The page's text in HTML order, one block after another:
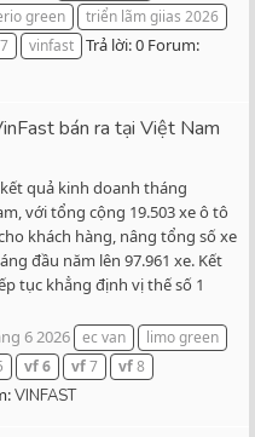
green
triển lãm giias 2026
vinfast Trả lời: 0 Forum:
bán ra tại Việt Nam
quả kinh doanh tháng
với tổng cộng 19.503 xe ô tô
khách hàng, nâng tổng số xe
đầu năm lên 97.961 xe. Kết
tục khẳng định vị thế số 1
6 2026 ec van
limo green
vf6 vf7 vf8
VINFAST